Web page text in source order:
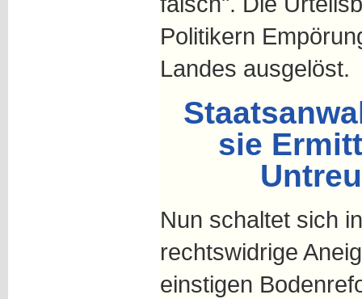
Politikern
Landes ausgelöst.
sie
Nun schaltet sich
rechtswidrige
einstigen